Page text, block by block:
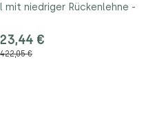
mit niedriger Rückenlehne -
€
€